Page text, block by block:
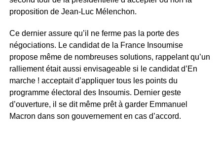
proposition de Jean-Luc Mélenchon.
Ce dernier assure qu’il ne ferme pas la porte des
négociations. Le candidat de la France Insoumise
propose même de nombreuses solutions, rappelant qu’un
ralliement était aussi envisageable si le candidat d’En
marche ! acceptait d’appliquer tous les points du
programme électoral des Insoumis. Dernier geste
d’ouverture, il se dit même prêt à garder Emmanuel
Macron dans son gouvernement en cas d’accord.